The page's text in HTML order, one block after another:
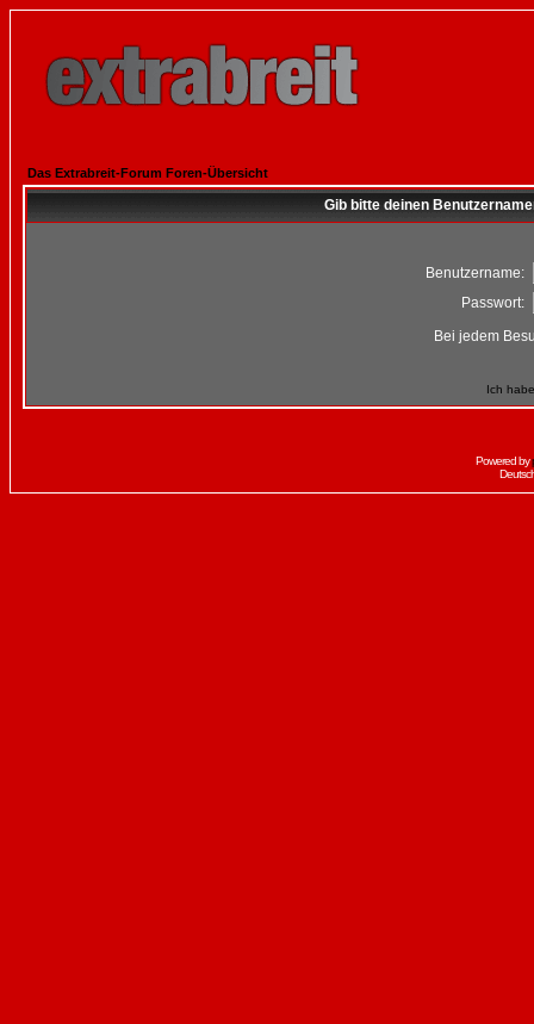
Das Extrabreit-Forum Foren-Übersicht
Gib bitte deinen
Benutzername:
Passwort:
Bei jedem
Ich
Powered by